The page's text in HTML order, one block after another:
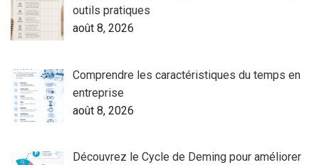
outils pratiques
août 8, 2026
Comprendre les caractéristiques du temps en
entreprise
août 8, 2026
Découvrez le Cycle de Deming pour améliorer